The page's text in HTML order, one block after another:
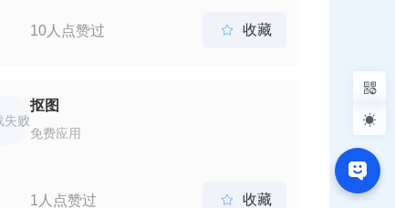
作为WPS办公套件的重要组成部分，WPS AI
将与WPS其他功能协作...
10人点赞过  收藏
失败
抠图
免费应用
1人点赞过  收藏

